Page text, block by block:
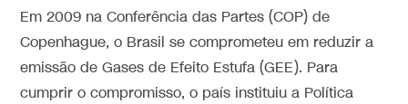
Em 2009 na Conferência das Partes (COP) de
Copenhague, o Brasil se comprometeu em reduzir a
emissão de Gases de Efeito Estufa (GEE). Para
cumprir o compromisso, o país instituiu a Política